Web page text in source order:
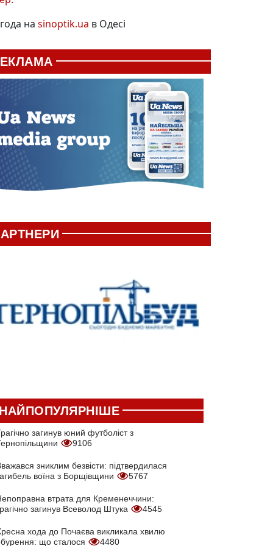
на sinoptik.ua в Одесі
загинув юний футболіст з
9106
зниклим безвісти: підтвердилася
воїна з Борщівщини
5767
втрата для Кременеччини:
загинув Всеволод Штука
4545
хода до Почаєва викликала хвилю
що сталося
4480